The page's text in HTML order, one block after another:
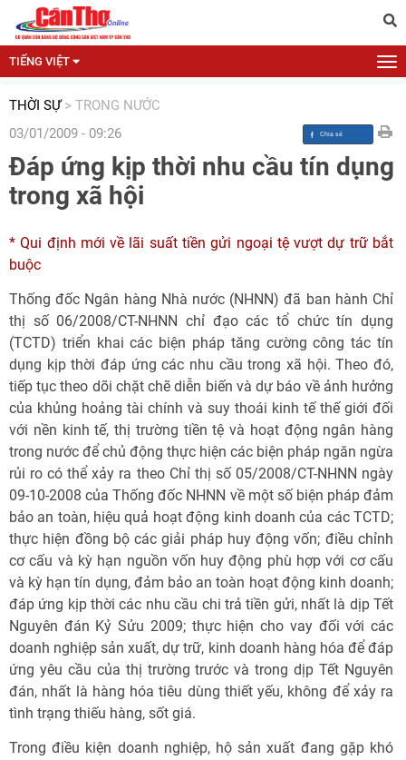
TIẾNG VIỆT
THỜI SỰ > TRONG NƯỚC
03/01/2009 - 09:26
Đáp ứng kịp thời nhu cầu tín dụng
trong xã hội
* Qui định mới về lãi suất tiền gửi ngoại tệ vượt dự trữ bắt
buộc
Thống đốc Ngân hàng Nhà nước (NHNN) đã ban hành Chỉ
thị số 06/2008/CT-NHNN chỉ đạo các tổ chức tín dụng
(TCTD) triển khai các biện pháp tăng cường công tác tín
dụng kịp thời đáp ứng các nhu cầu trong xã hội. Theo đó,
tiếp tục theo dõi chặt chẽ diễn biến và dự báo về ảnh hưởng
của khủng hoảng tài chính và suy thoái kinh tế thế giới đối
với nền kinh tế, thị trường tiền tệ và hoạt động ngân hàng
trong nước để chủ động thực hiện các biện pháp ngăn ngừa
rủi ro có thể xảy ra theo Chỉ thị số 05/2008/CT-NHNN ngày
09-10-2008 của Thống đốc NHNN về một số biện pháp đảm
bảo an toàn, hiệu quả hoạt động kinh doanh của các TCTD;
thực hiện đồng bộ các giải pháp huy động vốn; điều chỉnh
cơ cấu và kỳ hạn nguồn vốn huy động phù hợp với cơ cấu
và kỳ hạn tín dụng, đảm bảo an toàn hoạt động kinh doanh;
đáp ứng kịp thời các nhu cầu chi trả tiền gửi, nhất là dịp Tết
Nguyên đán Kỷ Sửu 2009; thực hiện cho vay đối với các
doanh nghiệp sản xuất, dự trữ, kinh doanh hàng hóa để đáp
ứng yêu cầu của thị trường trước và trong dịp Tết Nguyên
đán, nhất là hàng hóa tiêu dùng thiết yếu, không để xảy ra
tình trạng thiếu hàng, sốt giá.
Trong điều kiện doanh nghiệp, hộ sản xuất đang gặp khó